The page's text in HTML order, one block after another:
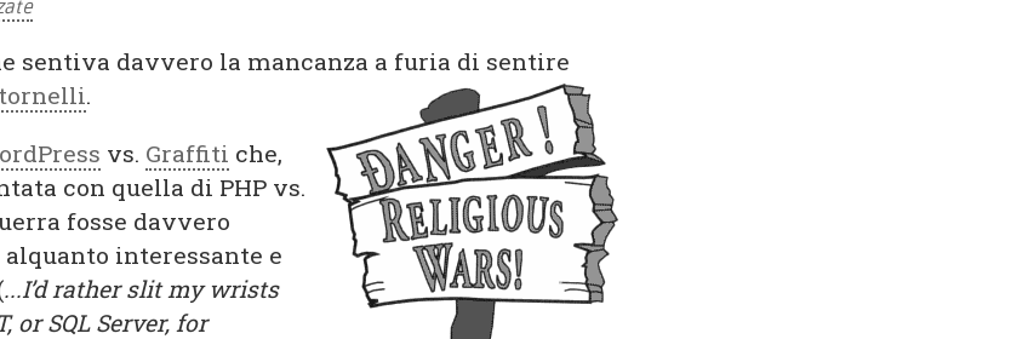
sentiva davvero la mancanza a furia di sentire
.
vs. Graffiti che,
con quella di PHP vs.
fosse davvero
alquanto interessante e
...I’d rather slit my wrists
or SQL Server, for